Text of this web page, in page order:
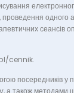
одного
сеансів
cennik.
посередників у
методами